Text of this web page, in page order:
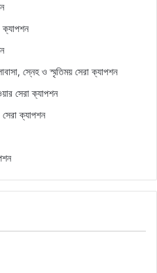
ক্যাপশন
স্নেহ ও স্মৃতিময় সেরা ক্যাপশন
সেরা ক্যাপশন
সেরা ক্যাপশন